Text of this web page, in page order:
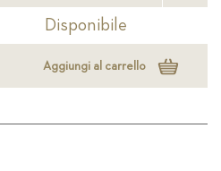
Disponibile
Aggiungi al carrello